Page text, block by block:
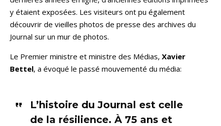
y étaient exposées. Les visiteurs ont pu également
découvrir de vieilles photos de presse des archives du
Journal sur un mur de photos.
Le Premier ministre et ministre des Médias, Xavier
Bettel, a évoqué le passé mouvementé du média:
L’histoire du Journal est celle
de la résilience. À 75 ans et